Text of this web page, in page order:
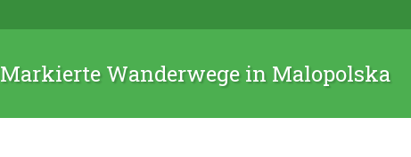
Markierte Wanderwege in Malopolska